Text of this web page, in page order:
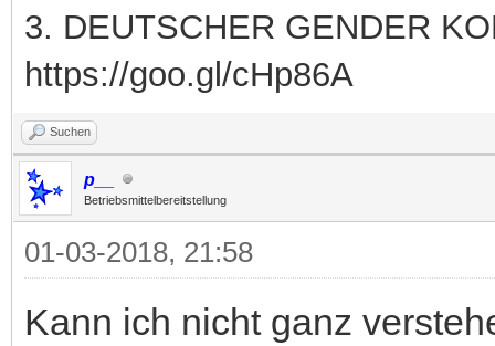
3. DEUTSCHER GENDER
https://goo.gl/cHp86A
Suchen
p__
Betriebsmittelbereitstellung
01-03-2018, 21:58
Kann ich nicht ganz